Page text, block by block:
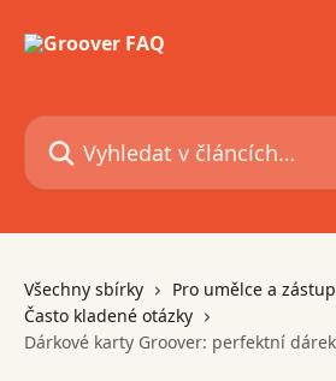
Vyhledat v článcích…
Všechny sbírky
Pro umělce a
Často kladené otázky
Dárkové karty Groover: perfektní